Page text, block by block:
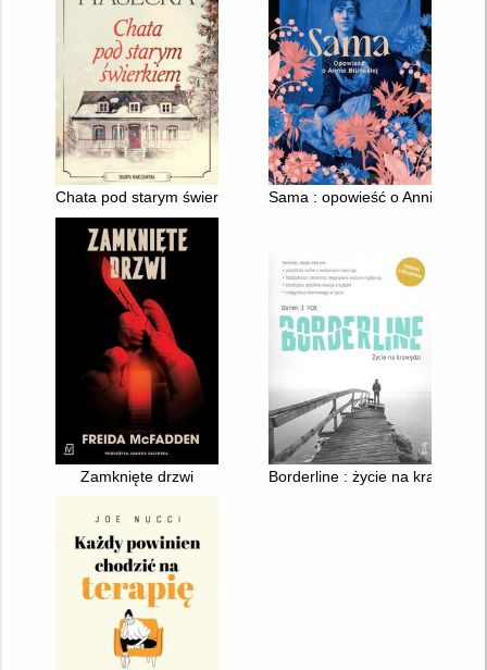
Chata pod starym świerkiem Sama : opowieść o Annie
Zamknięte drzwi Borderline : życie na krawędzi